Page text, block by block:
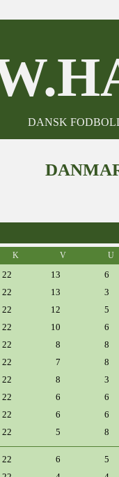
DANSK
K V U
22 13
6
22 13
3
22 12
5
22 10
6
22 8
8
22 7
8
22 8
3
22 6
6
22 6
6
22 5 8
22 6
5